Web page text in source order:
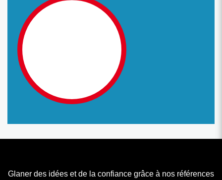
Glaner des idées et de la confiance grâce à nos références